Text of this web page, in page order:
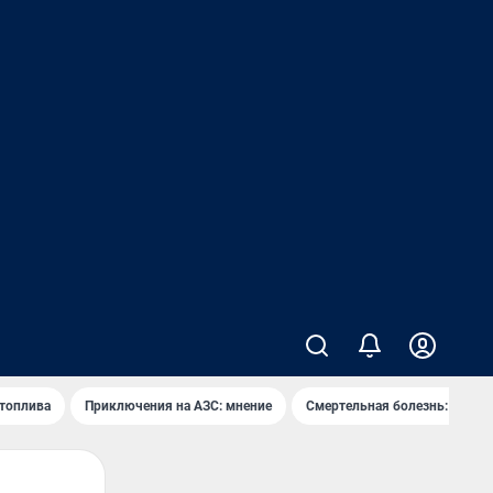
Приключения на АЗС: мнение Смертельная болезнь: